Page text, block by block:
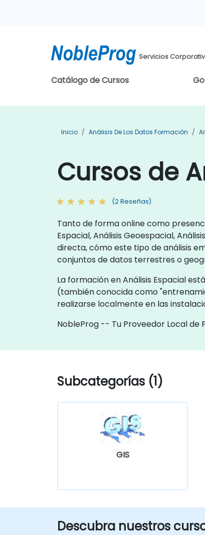
Servicios
Catálogo de Cursos
Inicio Análisis De Los Datos Formación
Cursos de
(2 Reseñas)
Tanto de forma online como
Espacial, Análisis Geoespacial,
directa, cómo este tipo de análisis
conjuntos de datos terrestres o
La formación en Análisis Espacial
(también conocida como
realizarse localmente en las
NobleProg -- Tu Proveedor Local de
Subcategorías (1)
GIS
Descubra nuestros